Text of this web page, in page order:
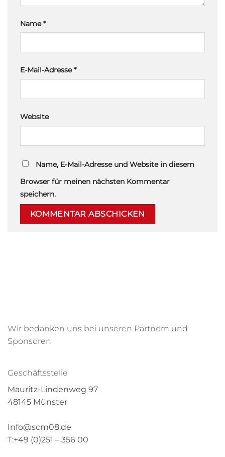
Name*
E-Mail-Adresse*
Website
Name, E-Mail-Adresse und Website in diesem
Browser für meinen nächsten Kommentar
speichern.
Wir bedanken uns bei unseren Partnern und
Sponsoren
Geschäftsstelle
Mauritz-Lindenweg 97
48145 Münster
Info@scm08.de
T:+49 (0)251 – 356 00